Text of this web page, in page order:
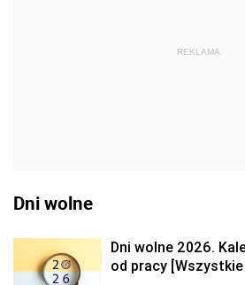
REKLAMA
Dni wolne
Dni wolne 2026.
od pracy